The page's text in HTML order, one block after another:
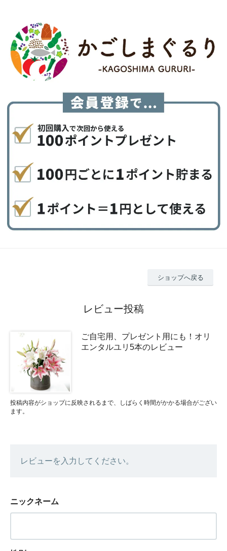
ショップへ戻る
レビュー投稿
ご自宅用、プレゼント用にも！オリ
エンタルユリ5本のレビュー
投稿内容がショップに反映されるまで、しばらく時間がかかる場合がござい
ます。
レビューを入力してください。
ニックネーム